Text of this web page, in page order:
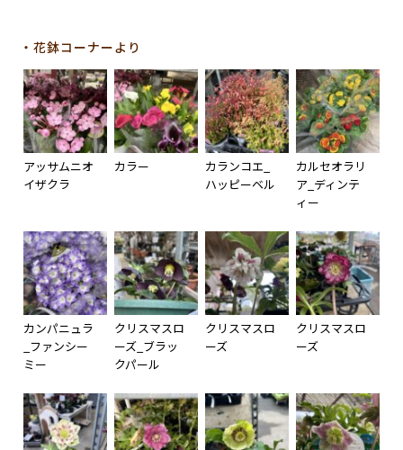
・花鉢コーナーより
アッサムニオ
イザクラ
カラー
カランコエ_
ハッピーベル
カルセオラリ
ア_ディンテ
ィー
カンパニュラ
_ファンシー
ミー
クリスマスロ
ーズ_ブラッ
クパール
クリスマスロ
ーズ
クリスマスロ
ーズ